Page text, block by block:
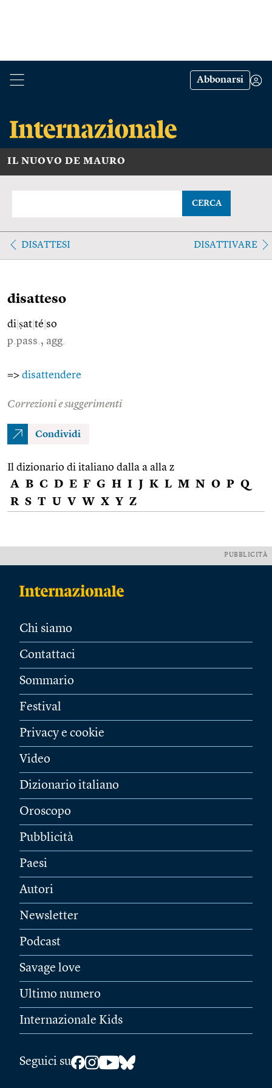
Abbonarsi
IL NUOVO DE MAURO
CERCA
DISATTESI DISATTIVARE
disatteso
di ṣat té so
p.pass., agg.
=> disattendere
Correzioni e suggerimenti
Condividi
Il dizionario di italiano dalla a alla z
A B C D E F G H I J K L M N O P Q
R S T U V W X Y Z
PUBBLICITÀ
Chi siamo
Contattaci
Sommario
Festival
Privacy e cookie
Video
Dizionario italiano
Oroscopo
Pubblicità
Paesi
Autori
Newsletter
Podcast
Savage love
Ultimo numero
Internazionale Kids
Seguici su